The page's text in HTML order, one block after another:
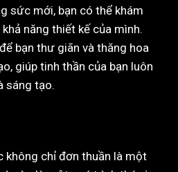
sức mới, bạn có thể khám
năng thiết kế của mình.
bạn thư giãn và thăng hoa
giúp tinh thần của bạn luôn
sáng tạo.
chỉ đơn thuần là một